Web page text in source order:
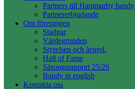
Partners till Hammarby bandy
Partnererbjudande
Om föreningen
Stadgar
Värdegrunden
Styrelsen och årsred.
Hall of Fame
Säsongsrapport 25/26
Bandy in english
Kontakta oss